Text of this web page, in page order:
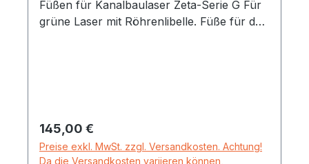
Füßen für Kanalbaulaser Zeta-Serie G Für
grüne Laser mit Röhrenlibelle. Füße für den
Regulärer Preis:
145,00 €
Preise exkl. MwSt. zzgl. Versandkosten. Achtung!
Da die Versandkosten variieren können,